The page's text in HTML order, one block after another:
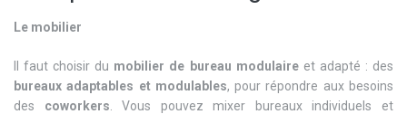
Le mobilier
Il faut choisir du mobilier de bureau modulaireet adapté : des
bureaux adaptables et modulables, pour répondre aux besoins
des coworkers . Vous pouvez mixer bureaux individuels et